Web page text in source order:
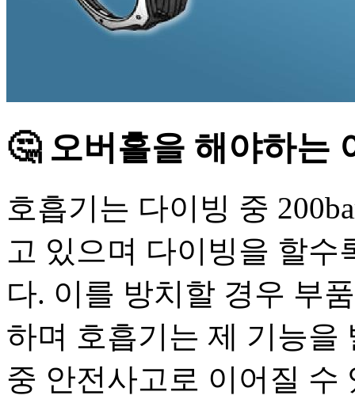
🤔 오버홀을 해야하는
호흡기는 다이빙 중
고 있으며 다이빙을 할수
다. 이를 방치할 경우 부
하며 호흡기는 제 기능을
중 안전사고로 이어질 수